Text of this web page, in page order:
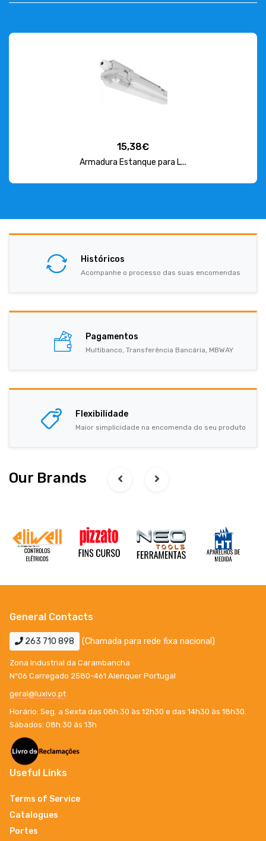
15,38€
Armadura Estanque para L...
Históricos
Acompanhe o processo das suas encomendas
Pagamentos
Multibanco, Transferência Bancária, MBWAY
Flexibilidade
Maior simplicidade na encomenda do seu produto
Our Brands
General Contacts
263 710 898 (Chamada para rede fixa nacional)
Zona Industrial da Carambancha
Nº06 Carregado 2580-461 Alenquer Portugal
geral@luxivo.pt
Horário: Seg. a Sexta das 08h:30 às 12h30 e das 14h30 às 18h30.
Sábados: 08h:30 ás 13h
Useful Links
Terms of Service
Catalogues
Portes